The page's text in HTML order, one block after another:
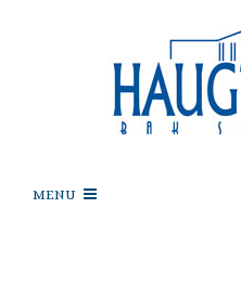
MENU